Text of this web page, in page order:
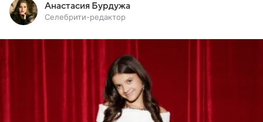
Анастасия Бурдужа
Селебрити-редактор